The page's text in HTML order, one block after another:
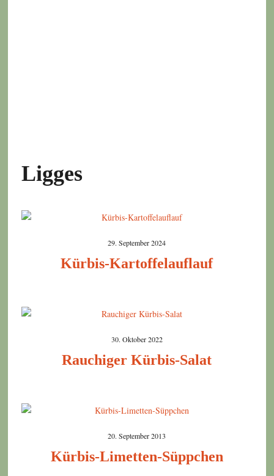
Ligges
29. September 2024
Kürbis-Kartoffelauflauf
30. Oktober 2022
Rauchiger Kürbis-Salat
20. September 2013
Kürbis-Limetten-Süppchen